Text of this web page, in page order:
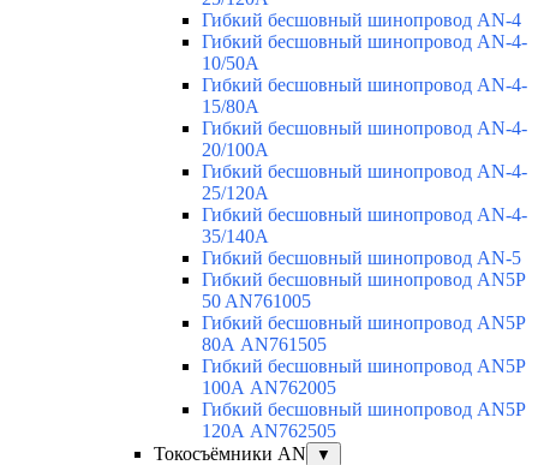
Гибкий бесшовный шинопровод AN-4
Гибкий бесшовный шинопровод AN-4-
10/50A
Гибкий бесшовный шинопровод AN-4-
15/80A
Гибкий бесшовный шинопровод AN-4-
20/100A
Гибкий бесшовный шинопровод AN-4-
25/120A
Гибкий бесшовный шинопровод AN-4-
35/140A
Гибкий бесшовный шинопровод AN-5
Гибкий бесшовный шинопровод AN5P
50 AN761005
Гибкий бесшовный шинопровод AN5P
80А AN761505
Гибкий бесшовный шинопровод AN5P
100А AN762005
Гибкий бесшовный шинопровод AN5P
120А AN762505
Токосъёмники AN
▼